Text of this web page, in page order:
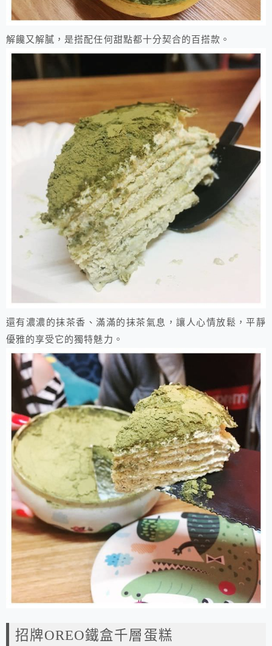
解饞又解膩，是搭配任何甜點都十分契合的百搭款。
還有濃濃的抹茶香、滿滿的抹茶氣息，讓人心情放鬆，平靜
優雅的享受它的獨特魅力。
招牌OREO鐵盒千層蛋糕